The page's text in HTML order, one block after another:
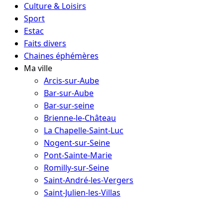
Culture & Loisirs
Sport
Estac
Faits divers
Chaines éphémères
Ma ville
Arcis-sur-Aube
Bar-sur-Aube
Bar-sur-seine
Brienne-le-Château
La Chapelle-Saint-Luc
Nogent-sur-Seine
Pont-Sainte-Marie
Romilly-sur-Seine
Saint-André-les-Vergers
Saint-Julien-les-Villas